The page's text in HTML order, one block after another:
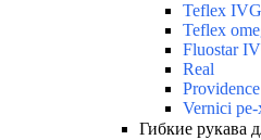
Teflex IVG
Teflex
Fluostar
Real
Providence
Vernici
Гибкие рукава